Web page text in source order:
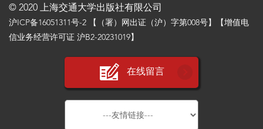
© 2020 上海交通大学出版社有限公司
沪ICP备16051311号-2 【（署）网出证（沪）字第008号】【增值电
信业务经营许可证 沪B2-20231019】
在线留言